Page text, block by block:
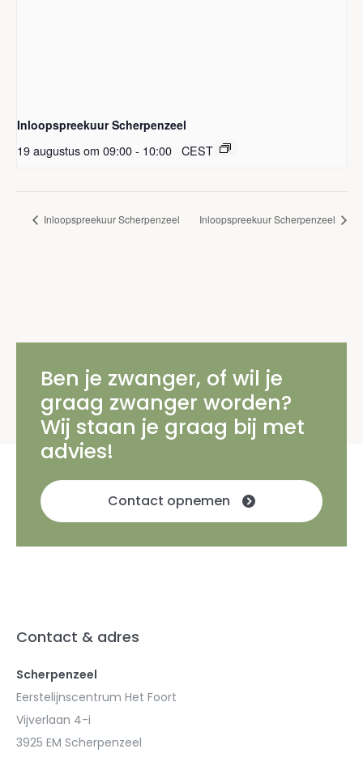
Inloopspreekuur Scherpenzeel
19 augustus om 09:00- 10:00 CEST
Inloopspreekuur Scherpenzeel Inloopspreekuur Scherpenzeel
Ben je zwanger, of wil je
graag zwanger worden?
Wij staan je graag bij met
advies!
Contact opnemen
Contact & adres
Scherpenzeel
Eerstelijnscentrum Het Foort
Vijverlaan 4-i
3925 EM Scherpenzeel